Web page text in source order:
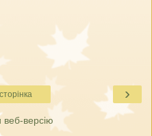
›
веб-версію